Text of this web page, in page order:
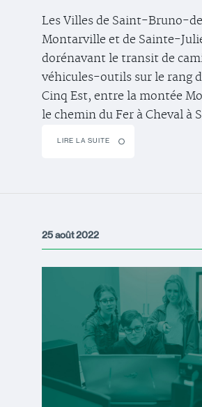
Les Villes de Saint-Bruno-
Montarville et de Sainte-
dorénavant le transit de
véhicules-outils sur le rang
Cinq Est, entre la montée
le chemin du Fer à Cheval à
LIRE LA SUITE
25 août 2022